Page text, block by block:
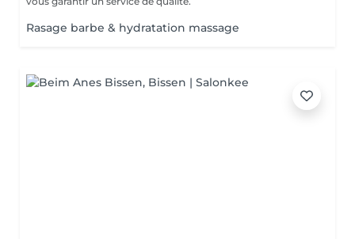
Rasage barbe & hydratation massage